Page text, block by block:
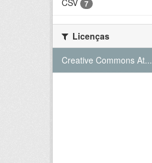
7
Licenças
Creative Commons At...